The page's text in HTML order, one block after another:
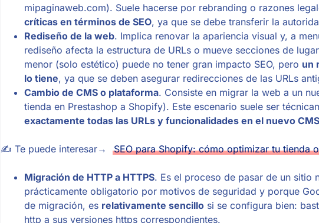
mipaginaweb.com). Suele hacerse por rebranding o razones
críticas en términos de SEO, ya que se debe transferir la
Rediseño de la web. Implica renovar la apariencia visual y, a
rediseño afecta la estructura de URLs o mueve secciones de
menor (solo estético) puede no tener gran impacto SEO, pero un
lo tiene, ya que se deben asegurar redirecciones de las URLs
Cambio de CMS o plataforma. Consiste en migrar la web a un
tienda en Prestashop a Shopify). Este escenario suele ser
exactamente todas las URLs y funcionalidades en el nuevo CMS
✍ Te puede interesar→ SEO para Shopify: cómo optimizar tu tienda
Migración de HTTP a HTTPS. Es el proceso de pasar de un
prácticamente obligatorio por motivos de seguridad y porque
de migración, es relativamente sencillo si se configura bien:
http a sus versiones https correspondientes​.